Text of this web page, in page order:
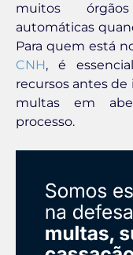
muitos
automáticas
Para quem está
CNH, é
recursos antes
multas em
processo.